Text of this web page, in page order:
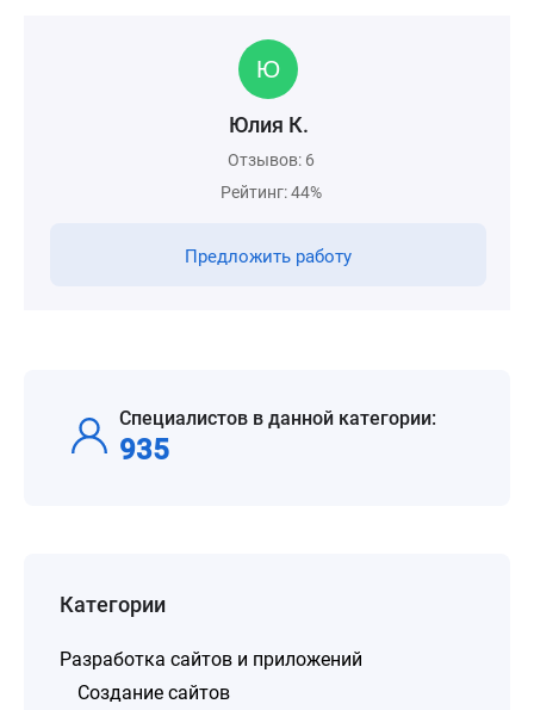
Юлия К.
Отзывов: 6
Рейтинг: 44%
Предложить работу
Специалистов в данной категории:
935
Категории
Разработка сайтов и приложений
Создание сайтов